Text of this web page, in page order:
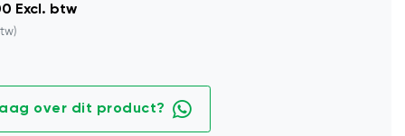
Excl. btw
over dit product?